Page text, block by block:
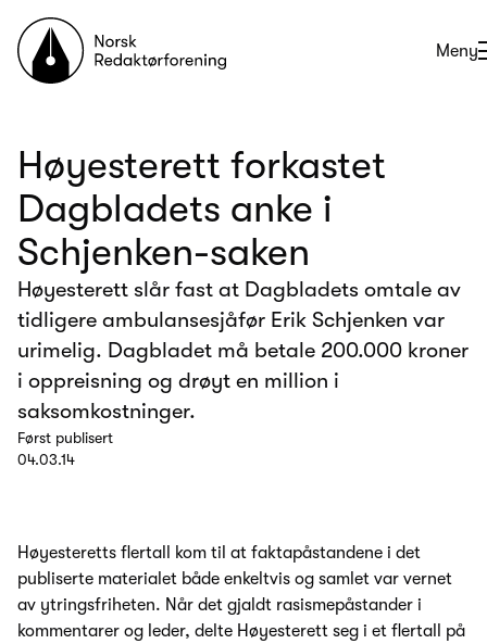
Til forsiden
Åpne
Meny
Høyesterett forkastet
Dagbladets anke i
Schjenken-saken
Høyesterett slår fast at Dagbladets omtale av
tidligere ambulansesjåfør Erik Schjenken var
urimelig. Dagbladet må betale 200.000 kroner
i oppreisning og drøyt en million i
saksomkostninger.
Først publisert
04.03.14
Høyesteretts flertall kom til at faktapåstandene i det
publiserte materialet både enkeltvis og samlet var vernet
av ytringsfriheten. Når det gjaldt rasismepåstander i
kommentarer og leder, delte Høyesterett seg i et flertall på